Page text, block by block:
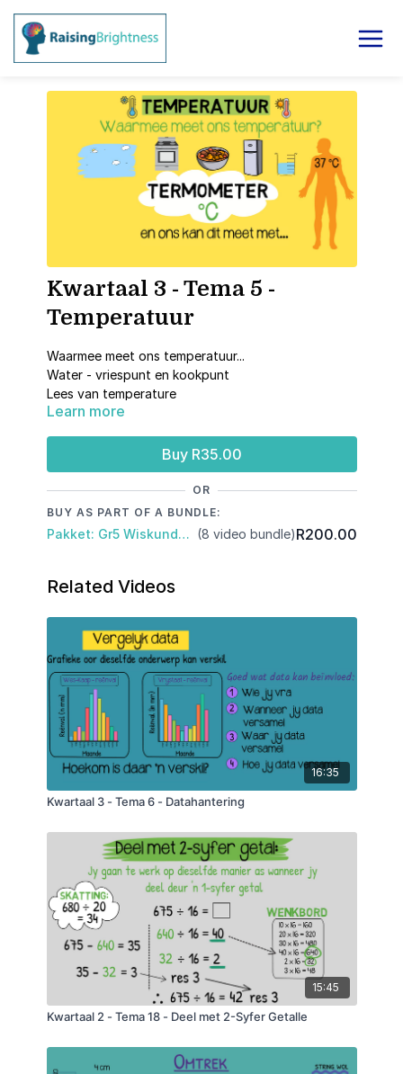
Kwartaal 3 - Tema 5 -
Temperatuur
Waarmee meet ons temperatuur...
Water - vriespunt en kookpunt
Lees van temperature
Rangskikking van temperature van hoogste na
Minimum en maximum temperature
Die skat van temperature
Learn more
Buy R35.00
OR
BUY AS PART OF A BUNDLE:
Pakket: Gr5 Wiskunde: Kwartaal 3 (8 video bundle)R200.00
Related Videos
16:35
Kwartaal 3 - Tema 6 - Datahantering
15:45
Kwartaal 2 - Tema 18 - Deel met 2-Syfer Getalle